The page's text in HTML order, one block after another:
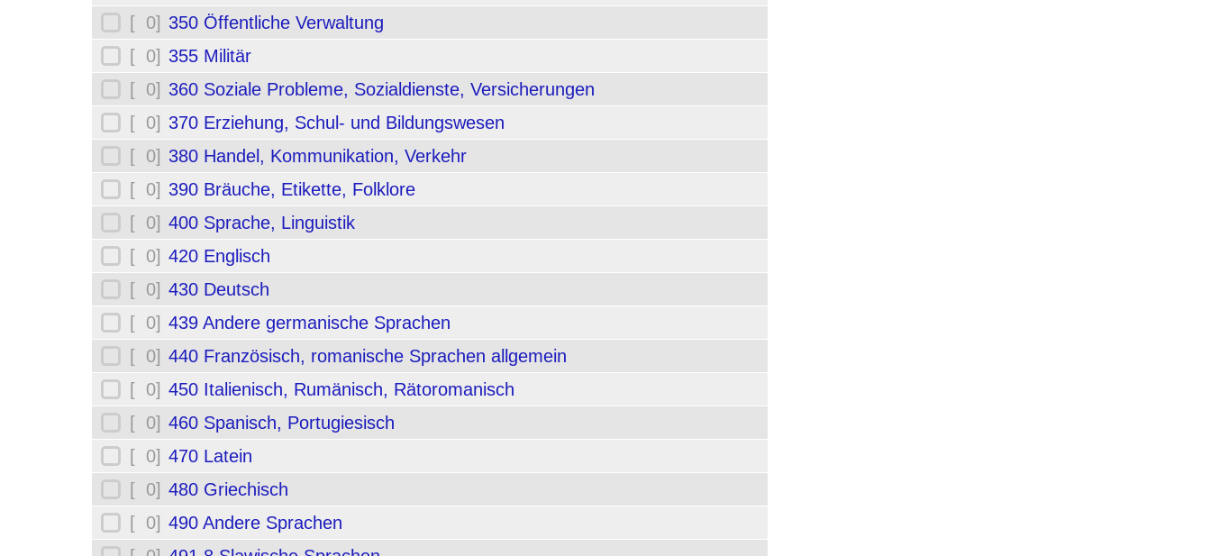
[ 0] 350 Öffentliche Verwaltung
[ 0] 355 Militär
[ 0] 360 Soziale Probleme, Sozialdienste, Versicherungen
[ 0] 370 Erziehung, Schul- und Bildungswesen
[ 0] 380 Handel, Kommunikation, Verkehr
[ 0] 390 Bräuche, Etikette, Folklore
[ 0] 400 Sprache, Linguistik
[ 0] 420 Englisch
[ 0] 430 Deutsch
[ 0] 439 Andere germanische Sprachen
[ 0] 440 Französisch, romanische Sprachen allgemein
[ 0] 450 Italienisch, Rumänisch, Rätoromanisch
[ 0] 460 Spanisch, Portugiesisch
[ 0] 470 Latein
[ 0] 480 Griechisch
[ 0] 490 Andere Sprachen